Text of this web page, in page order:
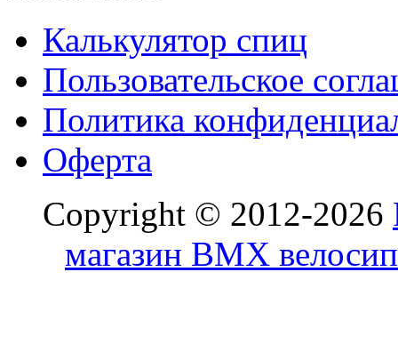
Калькулятор спиц
Пользовательское
Политика
Оферта
Copyright © 2012-2026
магазин BMX